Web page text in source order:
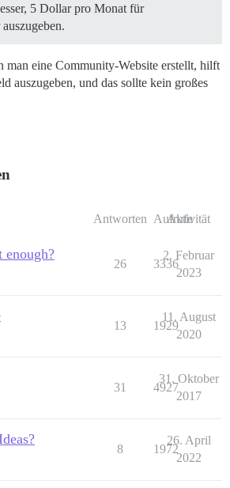
5 Dollar pro Monat für
man eine Community-Website erstellt, hilft
auszugeben, und das sollte kein großes
Antworten Aufrufe
Aktivität
enough?
26 3336
2. Februar
2023
13 1929
11. August
2020
31 4927
31. Oktober
2017
8 1972
26. April
2022